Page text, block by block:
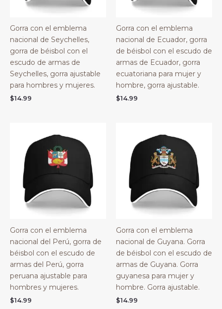
Gorra con el emblema
nacional de Seychelles,
gorra de béisbol con el
escudo de armas de
Seychelles, gorra ajustable
para hombres y mujeres.
$14.99
Gorra con el emblema
nacional de Ecuador, gorra
de béisbol con el escudo de
armas de Ecuador, gorra
ecuatoriana para mujer y
hombre, gorra ajustable.
$14.99
Gorra con el emblema
nacional del Perú, gorra de
béisbol con el escudo de
armas del Perú, gorra
peruana ajustable para
hombres y mujeres.
$14.99
Gorra con el emblema
nacional de Guyana. Gorra
de béisbol con el escudo de
armas de Guyana. Gorra
guyanesa para mujer y
hombre. Gorra ajustable.
$14.99